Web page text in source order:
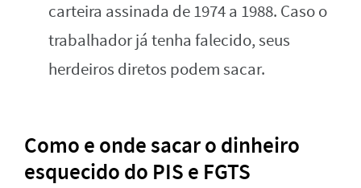
carteira assinada de 1974 a 1988. Caso o
trabalhador já tenha falecido, seus
herdeiros diretos podem sacar.
Como e onde sacar o dinheiro
esquecido do PIS e FGTS